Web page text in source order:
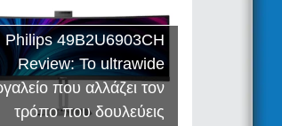
Philips 49B2U6903CH
Review: Το ultrawide
που αλλάζει τον
τρόπο που δουλεύεις